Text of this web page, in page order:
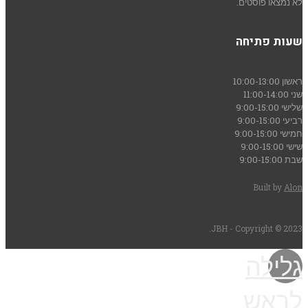
שעות פתיחה
ראשון 10:00-13:00
שני 11:00-14:00
שלישי 9:00-15:00
רביעי 9:00-15:00
חמישי 9:00-15:00
שישי 9:00-15:00
שבת 9:00-15:00
Built by Alon
JBH - Copyright © 2023.
גלילה